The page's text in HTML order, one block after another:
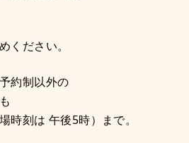
ください。
約制以外の
時刻は 午後5時）まで。